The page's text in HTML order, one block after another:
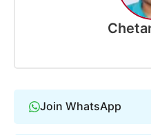
Join WhatsApp